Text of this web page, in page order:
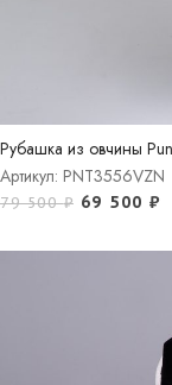
Рубашка из овчины
Артикул: PNT3556VZN
79 500₽ 69 500 ₽